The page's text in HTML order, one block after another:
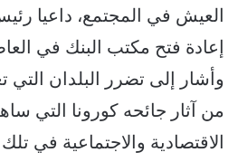
العيش في المجتمع، داعيا
إعادة فتح مكتب البنك في
وأشار إلى تضرر البلدان
من آثار جائحه كورونا التي
الاقتصادية والاجتماعية في